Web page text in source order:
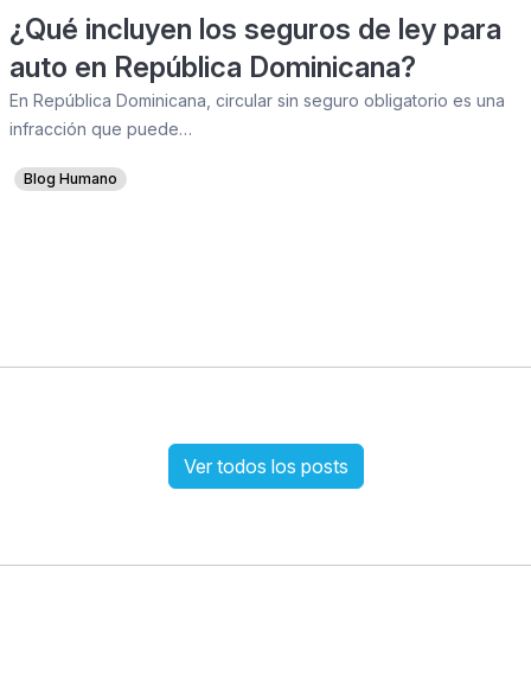
¿Qué incluyen los seguros de ley para
auto en República Dominicana?
En República Dominicana, circular sin seguro obligatorio es una
infracción que puede…
Blog Humano
Ver todos los posts